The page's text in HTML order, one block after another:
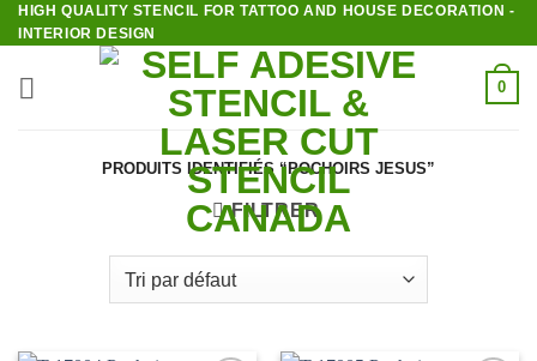
Passer
au
contenu
HIGH QUALITY STENCIL FOR TATTOO AND HOUSE DECORATION -
INTERIOR DESIGN
0
PRODUITS IDENTIFIÉS “POCHOIRS JESUS”
FILTRER